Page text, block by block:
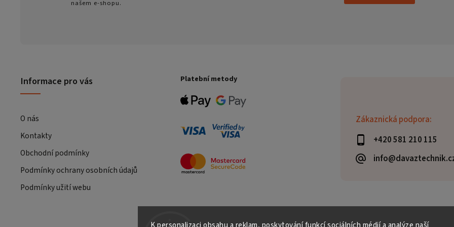
Zákaznická podpora:
+420 581 210 115
našem e-shopu.
Informace pro vás
O nás
Kontakty
Obchodní podmínky
Podmínky ochrany osobních údajů
Podmínky užití webu
Platební metody